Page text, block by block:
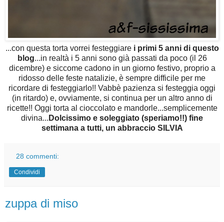
...con questa torta vorrei festeggiare i primi 5 anni di questo
blog...in realtà i 5 anni sono già passati da poco (il 26
dicembre) e siccome cadono in un giorno festivo, proprio a
ridosso delle feste natalizie, è sempre difficile per me
ricordare di festeggiarlo!! Vabbè pazienza si festeggia oggi
(in ritardo) e, ovviamente, si continua per un altro anno di
ricette!! Oggi torta al cioccolato e mandorle...semplicemente
divina... Dolcissimo e soleggiato (speriamo!!) fine
settimana a tutti, un abbraccio SILVIA
28 commenti:
Condividi
zuppa di miso